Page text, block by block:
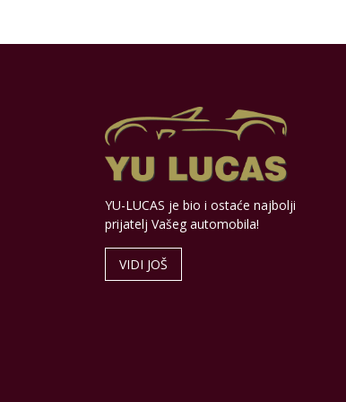
YU-LUCAS je bio i ostaće najbolji
prijatelj Vašeg automobila!
VIDI JOŠ